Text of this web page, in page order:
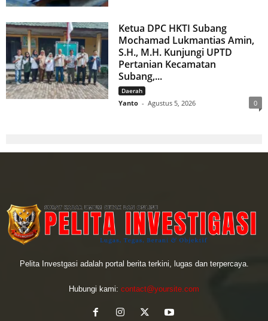
Ketua DPC HKTI Subang
Mochamad Lukmantias Amin,
S.H., M.H. Kunjungi UPTD
Pertanian Kecamatan
Subang,...
Daerah
Yanto - Agustus 5, 2026 0
Pelita Investgasi adalah portal berita terkini, lugas dan terpercaya.
Hubungi kami: contact@yoursite.com